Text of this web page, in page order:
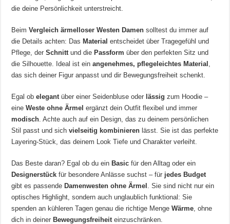
die deine Persönlichkeit unterstreicht.
BeimVergleich ärmelloser Westen Damen solltest du immer auf
die Details achten: Das Material entscheidet über Tragegefühl und
Pflege, derSchnitt und die Passform über den perfekten Sitz und
die Silhouette. Ideal ist einangenehmes, pflegeleichtes Material
das sich deiner Figur anpasst und dir Bewegungsfreiheit schenkt.
Egal obelegant über einer Seidenbluse oder lässig zum Hoodie –
eineWeste ohne Ärmel ergänzt dein Outfit flexibel und immer
modisch . Achte auch auf ein Design, das zu deinem persönlichen
Stil passt und sichvielseitig kombinieren lässt. Sie ist das perfekte
Layering-Stück, das deinem Look Tiefe und Charakter verleiht.
Das Beste daran? Egal ob du ein Basic für den Alltag oder ein
Designerstück für besondere Anlässe suchst – für jedes Budget
gibt es passende Damenwesten ohne Ärmel
. Sie sind nicht nur ein
optisches Highlight, sondern auch unglaublich funktional: Sie
spenden an kühleren Tagen genau die richtige MengeWärme , ohne
dich in deiner Bewegungsfreiheit einzuschränken.